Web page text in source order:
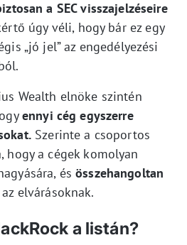
a SEC visszajelzéseire
úgy véli, hogy bár ez egy
„jó jel” az engedélyezési
Wealth elnöke szintén
ennyi cég egyszerre
Szerinte a csoportos
hogy a cégek komolyan
ésösszehangoltan
az elvárásoknak.
a listán?